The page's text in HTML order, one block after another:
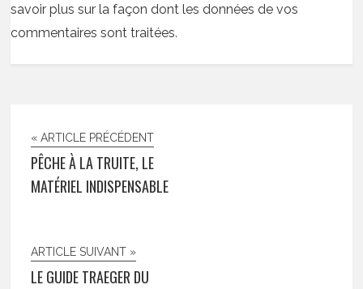
savoir plus sur la façon dont les données de vos
commentaires sont traitées.
« ARTICLE PRÉCÉDENT
PÊCHE À LA TRUITE, LE
MATÉRIEL INDISPENSABLE
ARTICLE SUIVANT »
LE GUIDE TRAEGER DU